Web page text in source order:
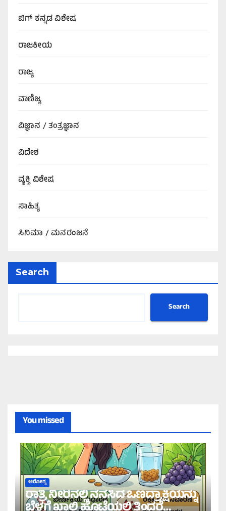
ಬಿಗ್‌ ಕನ್ನಡ ವಿಶೇಷ
ರಾಜಕೀಯ
ರಾಜ್ಯ
ವಾಣಿಜ್ಯ
ವಿಜ್ಞಾನ / ತಂತ್ರಜ್ಞಾನ
ವಿದೇಶ
ವ್ಯಕ್ತಿ ವಿಶೇಷ
ಸಾಹಿತ್ಯ
ಸಿನಿಮಾ / ಮನರಂಜನೆ
Search
Search
You missed
ಆರೋಗ್ಯ
ರಾತ್ರಿ ನೀರಿನಲ್ಲಿ ನೆನೆಸಿದ ಒಣದ್ರಾಕ್ಷಿಯನ್ನು